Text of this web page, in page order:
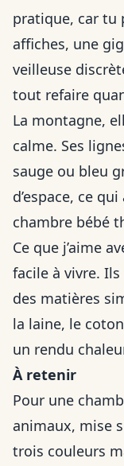
pratique, car tu
affiches, une
veilleuse
tout refaire
La montagne,
calme. Ses
sauge ou bleu
d’espace, ce
chambre bébé
Ce que j’aime
facile à vivre.
des matières
la laine, le
un rendu
À retenir
Pour une
animaux, mise
trois couleurs